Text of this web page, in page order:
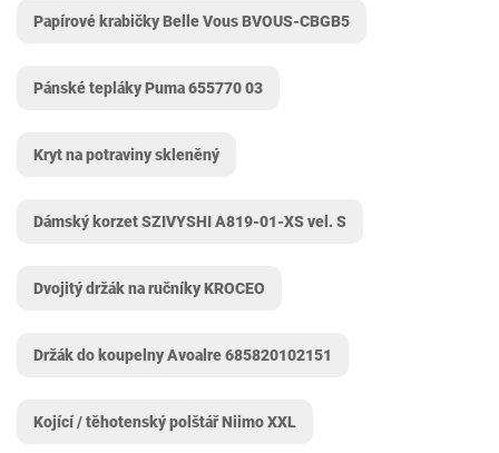
Papírové krabičky Belle Vous BVOUS-CBGB5
Pánské tepláky Puma 655770 03
Kryt na potraviny skleněný
Dámský korzet SZIVYSHI A819-01-XS vel. S
Dvojitý držák na ručníky KROCEO
Držák do koupelny Avoalre 685820102151
Kojící / těhotenský polštář Niimo XXL